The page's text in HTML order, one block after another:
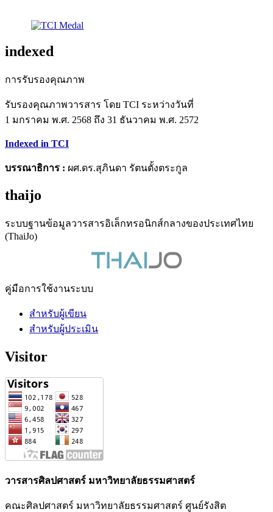
indexed
การรับรองคุณภาพ
รับรองคุณภาพวารสาร โดย TCI ระหว่างวันที่
1 มกราคม พ.ศ. 2568 ถึง 31 ธันวาคม พ.ศ. 2572
Indexed in TCI
บรรณาธิการ : ผศ.ดร.สุภินดา รัตนตั้งตระกูล
thaijo
ระบบฐานข้อมูลวารสารอิเล็กทรอนิกส์กลางของประเทศไทย
(ThaiJo)
คู่มือการใช้งานระบบ
สำหรับผู้เขียน
สำหรับผู้ประเมิน
Visitor
วารสารศิลปศาสตร์ มหาวิทยาลัยธรรมศาสตร์
คณะศิลปศาสตร์ มหาวิทยาลัยธรรมศาสตร์ ศูนย์รังสิต